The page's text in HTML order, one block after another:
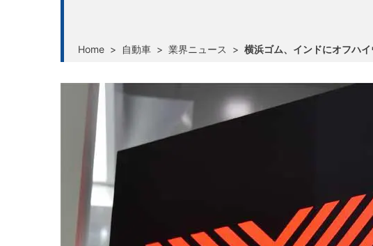
Home > 自動車 > 業界ニュース > 横浜ゴム、インドにオフハ